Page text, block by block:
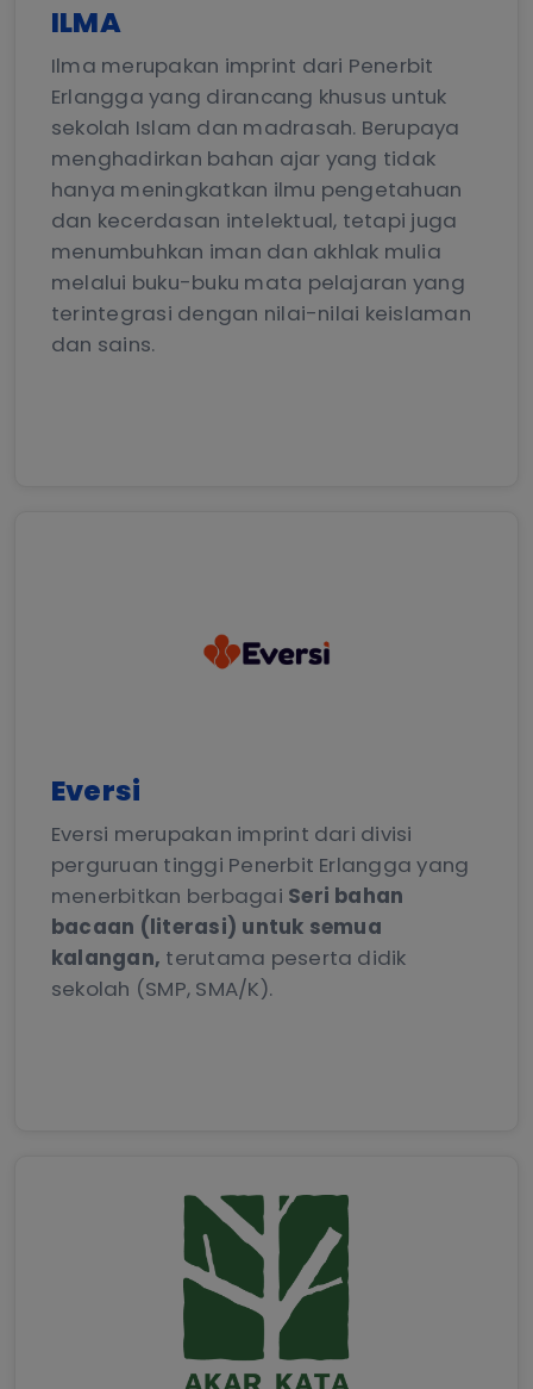
ILMA
Ilma merupakan imprint dari Penerbit
Erlangga yang dirancang khusus untuk
sekolah Islam dan madrasah. Berupaya
menghadirkan bahan ajar yang tidak
hanya meningkatkan ilmu pengetahuan
dan kecerdasan intelektual, tetapi juga
menumbuhkan iman dan akhlak mulia
melalui buku-buku mata pelajaran yang
terintegrasi dengan nilai-nilai keislaman
dan sains.
Eversi
Eversi merupakan imprint dari divisi
perguruan tinggi Penerbit Erlangga yang
menerbitkan berbagai Seri bahan
bacaan (literasi) untuk semua
kalangan, terutama peserta didik
sekolah (SMP, SMA/K).